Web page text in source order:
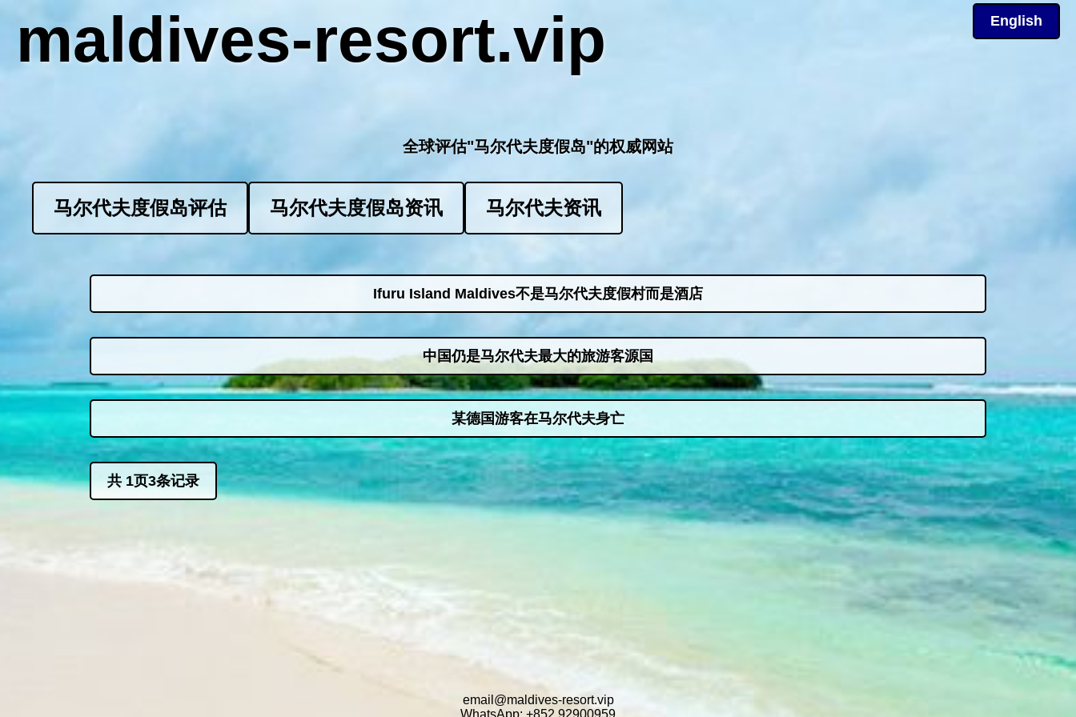
maldives-resort.vip English
全球评估"马尔代夫度假岛"的权威网站
马尔代夫度假岛评估 马尔代夫度假岛资讯 马尔代夫资讯
Ifuru Island Maldives不是马尔代夫度假村而是酒店
中国仍是马尔代夫最大的旅游客源国
某德国游客在马尔代夫身亡
共 1页3条记录
email@maldives-resort.vip
WhatsApp: +852 92900959